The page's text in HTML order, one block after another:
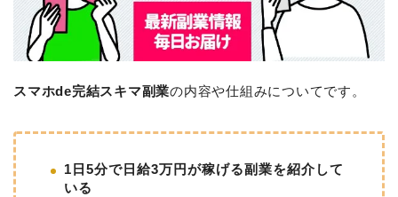
スマホde完結スキマ副業の内容や仕組みについてです。
1日5分で日給3万円が稼げる副業を紹介して
いる